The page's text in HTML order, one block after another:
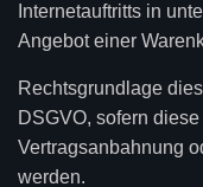
Internetauftritts in
Angebot einer
Rechtsgrundlage
DSGVO, sofern
Vertragsanbahnung
werden.